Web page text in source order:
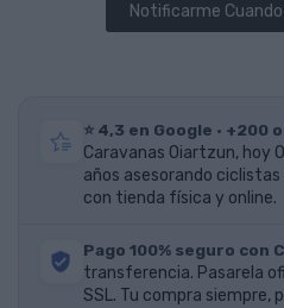
Notificarme
⭐ 4,3 en Google · +200
Caravanas Oiartzun, hoy
años asesorando
con tienda física y online.
Pago 100% seguro con
transferencia. Pasarela
SSL. Tu compra siempre,